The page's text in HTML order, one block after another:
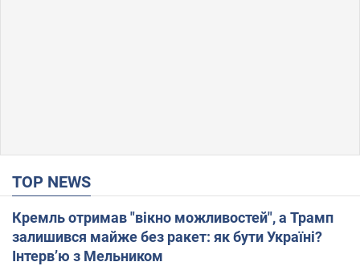
TOP NEWS
Кремль отримав "вікно можливостей", а Трамп
залишився майже без ракет: як бути Україні?
Інтерв’ю з Мельником